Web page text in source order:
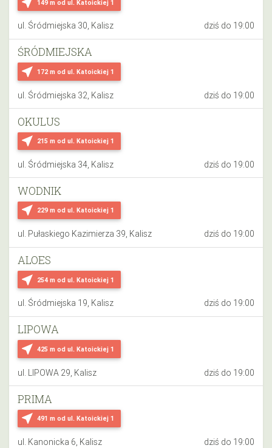
149 m od ul. Katoickiej 1
ul. Śródmiejska 30, Kalisz dziś do 19:00
near_me 172 m od ul. Katoickiej 1
ŚRÓDMIEJSKA
ul. Śródmiejska 32, Kalisz dziś do 19:00
near_me 215 m od ul. Katoickiej 1
OKULUS
ul. Śródmiejska 34, Kalisz dziś do 19:00
near_me 229 m od ul. Katoickiej 1
WODNIK
ul. Pułaskiego Kazimierza 39, Kalisz dziś do 19:00
near_me 254 m od ul. Katoickiej 1
ALOES
ul. Śródmiejska 19, Kalisz dziś do 19:00
near_me 425 m od ul. Katoickiej 1
LIPOWA
ul. LIPOWA 29, Kalisz dziś do 19:00
near_me 491 m od ul. Katoickiej 1
PRIMA
ul. Kanonicka 6, Kalisz dziś do 19:00